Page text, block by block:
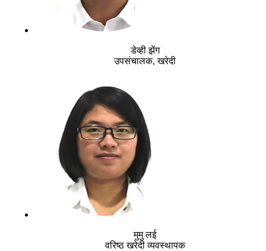
डेव्ही झेंग
उपसंचालक, खरेदी
मुमु लई
वरिष्ठ खरेदी व्यवस्थापक